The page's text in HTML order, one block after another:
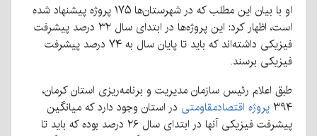
او با بیان این مطلب که در شهرستان‌ها ۱۷۵ پروژه پیشنهاد شده
است، اظهار کرد: این پروژه‌ها در ابتدای سال ۳۲ درصد پیشرفت
فیزیکی داشته‌اند که باید تا پایان سال به ۷۴ درصد پیشرفت
فیزیکی برسند.
طبق اعلام رئیس سازمان مدیریت و برنامه‌ریزی استان کرمان،
۳۹۴ پروژه اقتصادمقاومتی در استان وجود دارد که میانگین
پیشرفت فیزیکی آنها در ابتدای سال ۲۶ درصد بوده که باید تا